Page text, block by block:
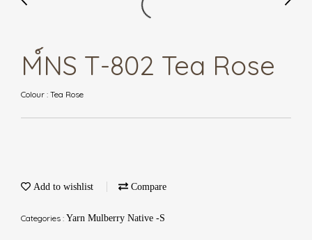
M์NS T-802 Tea Rose
Colour : Tea Rose
Add to wishlist Compare
Categories : Yarn Mulberry Native -S